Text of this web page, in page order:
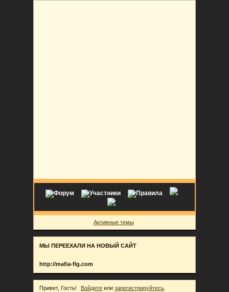
Активные темы
МЫ ПЕРЕЕХАЛИ НА НОВЫЙ САЙТ
http://mafia-flg.com
Привет, Гость! Войдите илизарегистрируйтесь